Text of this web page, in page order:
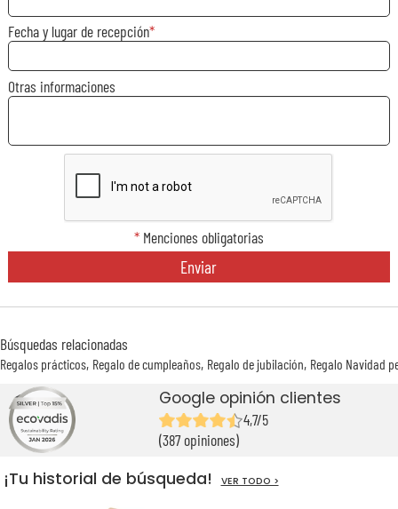
Fecha y lugar de recepción
Otras informaciones
*Menciones obligatorias
Enviar
Búsquedas relacionadas
Regalos prácticos Regalo de cumpleaños Regalo de jubilación Regalo Navidad
Google opinión clientes
4,7/5
(387 opiniones)
¡Tu historial de búsqueda! VER TODO >